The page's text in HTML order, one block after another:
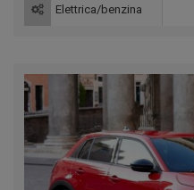
Elettrica/benzina